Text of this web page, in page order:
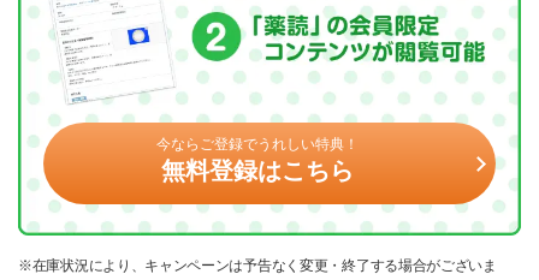
今ならご登録でうれしい特典！
無料登録はこちら
※在庫状況により、キャンペーンは予告なく変更・終了する場合がございま